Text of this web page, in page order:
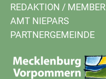
REDAKTION / MEMBER
AMT NIEPARS
PARTNERGEMEINDE